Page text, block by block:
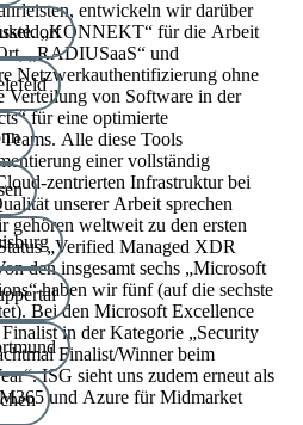
entwickeln wir darüber
„KONNEKT“ für die Arbeit
„RADIUSaaS“ und
Netzwerkauthentifizierung ohne
Verteilung von Software in der
für eine optimierte
Alle diese Tools
einer vollständig
zentrierten Infrastruktur bei
gehören weltweit zu den ersten
„Verified Managed XDR
den insgesamt sechs „Microsoft
haben wir fünf (auf die sechste
Bei den Microsoft Excellence
in der Kategorie „Security
Finalist/Winner beim
ISG sieht uns zudem erneut als
und Azure für Midmarket